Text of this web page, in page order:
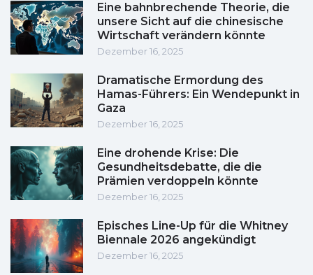
Eine bahnbrechende Theorie, die
unsere Sicht auf die chinesische
Wirtschaft verändern könnte
Dezember 16, 2025
Dramatische Ermordung des
Hamas-Führers: Ein Wendepunkt in
Gaza
Dezember 16, 2025
Eine drohende Krise: Die
Gesundheitsdebatte, die die
Prämien verdoppeln könnte
Dezember 16, 2025
Episches Line-Up für die Whitney
Biennale 2026 angekündigt
Dezember 16, 2025